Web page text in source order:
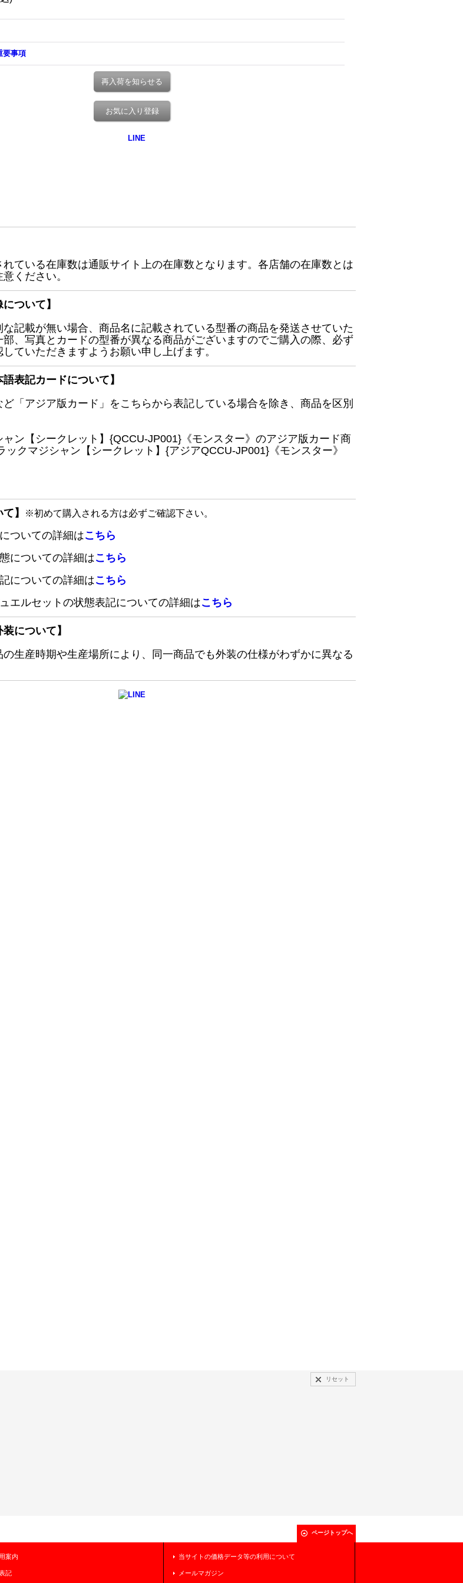
要事項
再入荷を知らせる
お気に入り登録
ている在庫数は通販サイト上の在庫数となります。各店舗の在庫数とは
ください。
ついて】
記載が無い場合、商品名に記載されている型番の商品を発送させていた
、写真とカードの型番が異なる商品がございますのでご購入の際、必ず
ていただきますようお願い申し上げます。
語表記カードについて】
「アジア版カード」をこちらから表記している場合を除き、商品を区別
ン【シークレット】{QCCU-JP001}《モンスター》のアジア版カード商
クマジシャン【シークレット】{アジアQCCU-JP001}《モンスター》
】 ※初めて購入される方は必ずご確認下さい。
ついての詳細はこちら
についての詳細はこちら
についての詳細はこちら
エルセットの状態表記についての詳細はこちら
について】
生産時期や生産場所により、同一商品でも外装の仕様がわずかに異なる
リセット
ページトップへ
案内
記
当サイトの価格データ等の利用について
メールマガジン